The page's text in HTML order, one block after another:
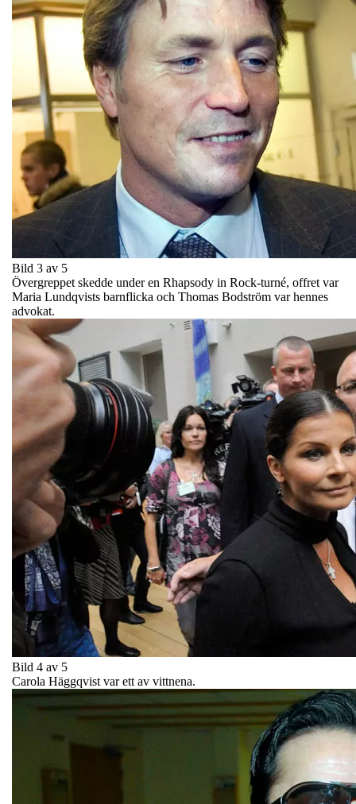
Bild 3 av 5
Övergreppet skedde under en Rhapsody in Rock-turné, offret var
Maria Lundqvists barnflicka och Thomas Bodström var hennes
advokat.
Bild 4 av 5
Carola Häggqvist var ett av vittnena.